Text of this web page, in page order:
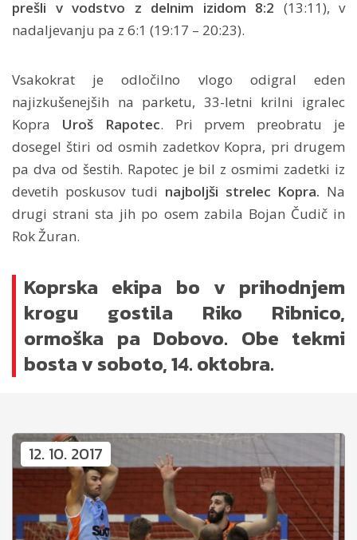
prešli v vodstvo z delnim izidom 8:2 (13:11), v
nadaljevanju pa z 6:1 (19:17 – 20:23).
Vsakokrat je odločilno vlogo odigral eden
najizkušenejših na parketu, 33-letni krilni igralec
Kopra Uroš Rapotec. Pri prvem preobratu je
dosegel štiri od osmih zadetkov Kopra, pri drugem
pa dva od šestih. Rapotec je bil z osmimi zadetki iz
devetih poskusov tudi najboljši strelec Kopra. Na
drugi strani sta jih po osem zabila Bojan Čudič in
Rok Žuran.
Koprska ekipa bo v prihodnjem
krogu gostila Riko Ribnico,
ormoška pa Dobovo. Obe tekmi
bosta v soboto, 14. oktobra.
12. 10. 2017